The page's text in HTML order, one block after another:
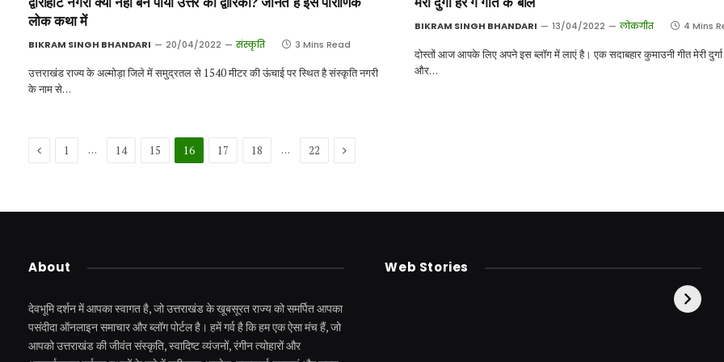
लोक कथा में
BIKRAM SINGH BHANDARI 20/04/2022 संस्कृति 3 Mins Read
उत्तराखंड राज्य के अल्मोड़ा जिले में समुद्रतल से 1540 मीटर की ऊंचाई पर स्थित है संस्कृति नगरी
के नाम से…
BIKRAM SINGH BHANDARI 13/04/2022 लोकगीत 4 Mins
दोस्तों आज आपके लिए अपने इस ब्लॉग में लाएं है। एक सदाबहार कुमाउनी गीत मेरी
और…
Previous
1 … 14 15 16 17 18 … 22 Next
About
देवभूमि दर्शन में आपका स्वागत है, जो उत्तराखंड के खूबसूरत राज्य को समर्पित आपका
पसंदीदा ऑनलाइन समाचार और ब्लॉग पोर्टल है। हमें गर्व है कि हम एक ऐसा मंच हैं, जो
आपको उत्तराखंड की जीवंत संस्कृति, स्वादिष्ट व्यंजनों, रंगीन त्योहारों और
Web Stories
केदारनाथ से पहले होती है
उत्तराखंड की एक ऐसी